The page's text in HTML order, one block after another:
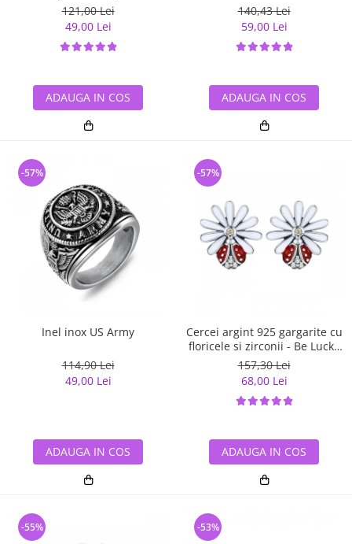
121,00 Lei
49,00 Lei
ADAUGA IN COS
140,43 Lei
59,00 Lei
ADAUGA IN COS
Inel inox US Army
114,90 Lei
49,00 Lei
-57%
ADAUGA IN COS
Cercei argint 925 gargarite cu
floricele si zirconii - Be Lucky
EST0022
157,30 Lei
68,00 Lei
-57%
ADAUGA IN COS
-55% -53%